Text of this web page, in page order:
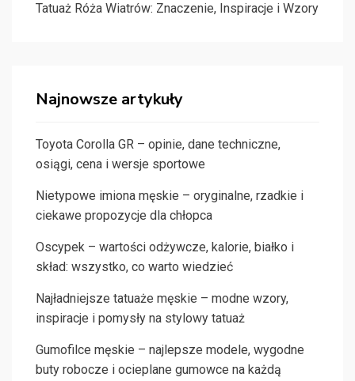
Tatuaż Róża Wiatrów: Znaczenie, Inspiracje i Wzory
Najnowsze artykuły
Toyota Corolla GR – opinie, dane techniczne,
osiągi, cena i wersje sportowe
Nietypowe imiona męskie – oryginalne, rzadkie i
ciekawe propozycje dla chłopca
Oscypek – wartości odżywcze, kalorie, białko i
skład: wszystko, co warto wiedzieć
Najładniejsze tatuaże męskie – modne wzory,
inspiracje i pomysły na stylowy tatuaż
Gumofilce męskie – najlepsze modele, wygodne
buty robocze i ocieplane gumowce na każdą